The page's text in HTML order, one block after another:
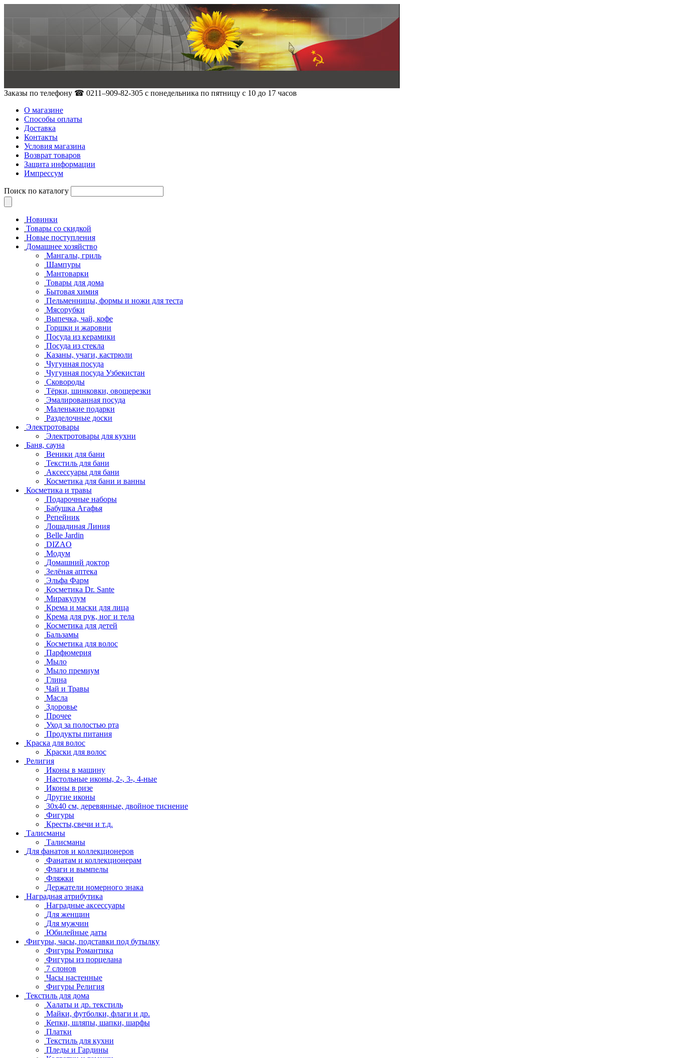
Заказы по телефону ☎ 0211–909-82-305 с понедельника по пятницу с 10 до 17 часов
О магазине
Способы оплаты
Доставка
Контакты
Условия магазина
Возврат товаров
Защита информации
Импрессум
Поиск по каталогу
Новинки
Товары со скидкой
Новые поступления
Домашнее хозяйство
Мангалы, гриль
Шампуры
Мантоварки
Товары для дома
Бытовая химия
Пельменницы, формы и ножи для теста
Мясорубки
Выпечка, чай, кофе
Горшки и жаровни
Посуда из керамики
Посуда из стекла
Казаны, учаги, кастрюли
Чугунная посуда
Чугунная посуда Узбекистан
Сковороды
Тёрки, шинковки, овощерезки
Эмалированная посуда
Маленькие подарки
Разделочные доски
Электротовары
Электротовары для кухни
Баня, сауна
Веники для бани
Текстиль для бани
Аксессуары для бани
Косметика для бани и ванны
Косметика и травы
Подарочные наборы
Бабушка Агафья
Репейник
Лошадиная Линия
Belle Jardin
DIZAO
Модум
Домашний доктор
Зелёная аптека
Эльфа Фарм
Косметика Dr. Sante
Миракулум
Крема и маски для лица
Крема для рук, ног и тела
Косметика для детей
Бальзамы
Косметика для волос
Парфюмерия
Мыло
Мыло премиум
Глина
Чай и Травы
Масла
Здоровье
Прочее
Уход за полостью рта
Продукты питания
Краска для волос
Краски для волос
Религия
Иконы в машину
Настольные иконы, 2-, 3-, 4-ные
Иконы в ризе
Другие иконы
30x40 см, деревянные, двойное тиснение
Фигуры
Кресты,свечи и т.д.
Талисманы
Талисманы
Для фанатов и коллекционеров
Фанатам и коллекционерам
Флаги и вымпелы
Фляжки
Держатели номерного знака
Наградная атрибутика
Наградные аксессуары
Для женщин
Для мужчин
Юбилейные даты
Фигуры, часы, подставки под бутылку
Фигуры Романтика
Фигуры из порцелана
7 слонов
Часы настенные
Фигуры Религия
Текстиль для дома
Халаты и др. текстиль
Майки, футболки, флаги и др.
Кепки, шляпы, шапки, шарфы
Платки
Текстиль для кухни
Пледы и Гардины